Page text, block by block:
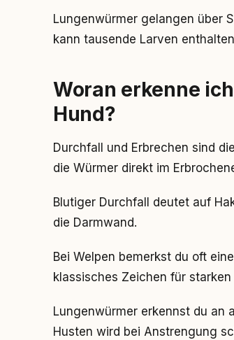
Lungenwürmer gelangen über
kann tausende Larven
Woran erkenne
Hund?
Durchfall und Erbrechen sind
die Würmer direkt im
Blutiger Durchfall deutet auf
die Darmwand.
Bei Welpen bemerkst du oft
klassisches Zeichen für
Lungenwürmer erkennst du an
Husten wird bei Anstrengung